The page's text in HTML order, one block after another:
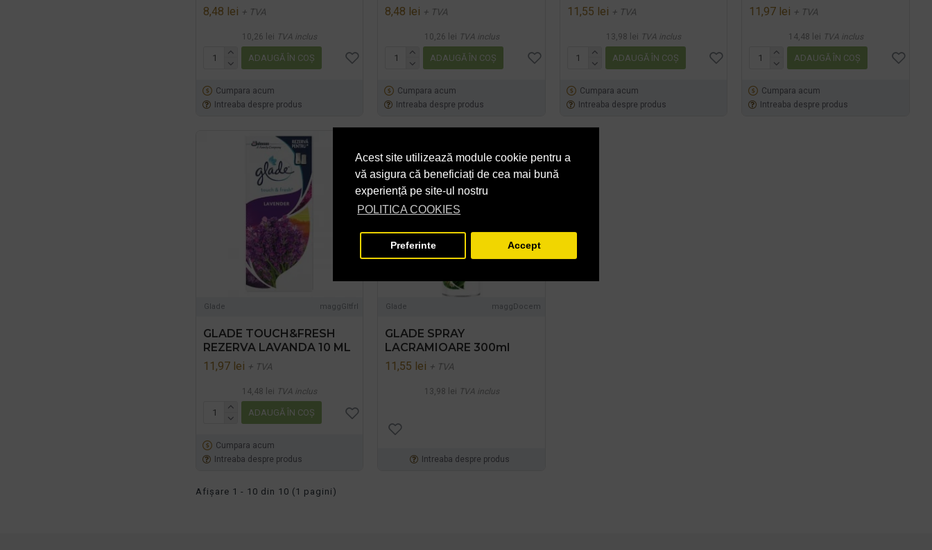
Acest site utilizează module cookie pentru a
vă asigura că beneficiați de cea mai bună
experiență pe site-ul nostru
POLITICA COOKIES
Preferinte Accept
8,48 lei + TVA
10,26 lei TVA inclus
ADAUGĂ ÎN COŞ
Cumpara acum
Intreaba despre produs
8,48 lei + TVA
10,26 lei TVA inclus
ADAUGĂ ÎN COŞ
Cumpara acum
Intreaba despre produs
11,55 lei + TVA
13,98 lei TVA inclus
ADAUGĂ ÎN COŞ
Cumpara acum
Intreaba despre produs
11,97 lei + TVA
14,48 lei TVA inclus
ADAUGĂ ÎN COŞ
Cumpara acum
Intreaba despre produs
Glade maggGltfrl
GLADE TOUCH&FRESH
REZERVA LAVANDA 10 ML
11,97 lei + TVA
14,48 lei TVA inclus
ADAUGĂ ÎN COŞ
Cumpara acum
Intreaba despre produs
STOC EPUIZAT
Glade maggDocem
GLADE SPRAY
LACRAMIOARE 300ml
11,55 lei + TVA
13,98 lei TVA inclus
Intreaba despre produs
Afişare 1 - 10 din 10 (1 pagini)